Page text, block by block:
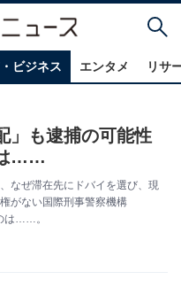
ビジネス エンタメ リサ
」も逮捕の可能性
は……
なぜ滞在先にドバイを選び、現
がない国際刑事警察機構
は……。